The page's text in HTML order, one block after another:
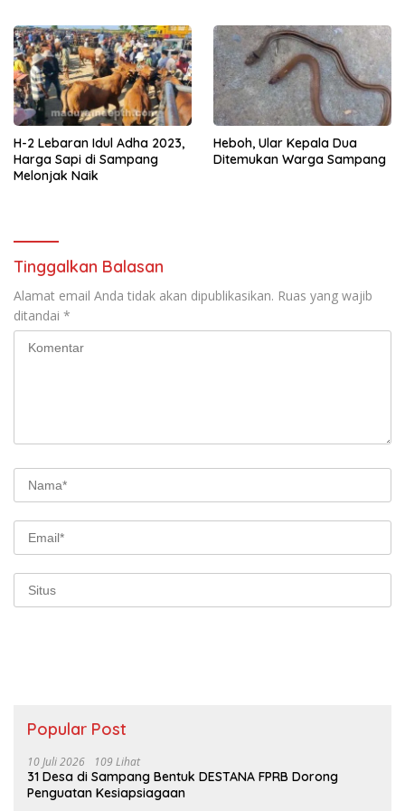
H-2 Lebaran Idul Adha 2023,
Harga Sapi di Sampang
Melonjak Naik
Heboh, Ular Kepala Dua
Ditemukan Warga Sampang
Tinggalkan Balasan
Alamat email Anda tidak akan dipublikasikan. Ruas yang wajib
ditandai *
Popular Post
10 Juli 2026 109 Lihat
31 Desa di Sampang Bentuk DESTANA FPRB Dorong
Penguatan Kesiapsiagaan